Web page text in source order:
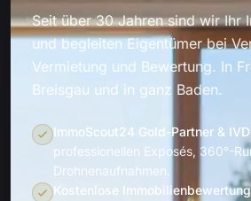
Seit über 30 Jahren sind wir Ihr
und begleiten Eigentümer bei
Vermietung und Bewertung. In
Breisgau und in ganz Baden.
ImmoScout24 Gold-Partner &
professionellen Exposés, 360°-
Drohnenaufnahmen.
Kostenlose Immobilienbewertung